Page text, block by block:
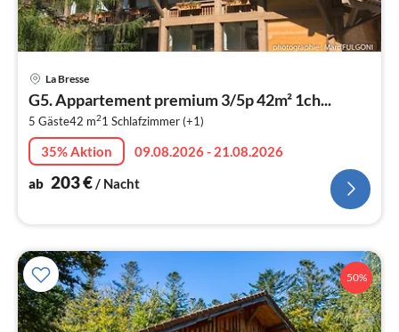
La Bresse
G5. Appartement premium 3/5p 42m² 1ch...
5 Gäste42 m21 Schlafzimmer (+1)
35% Aktion
09.08.2026 - 21.08.2026
ab 203€/ Nacht
50%